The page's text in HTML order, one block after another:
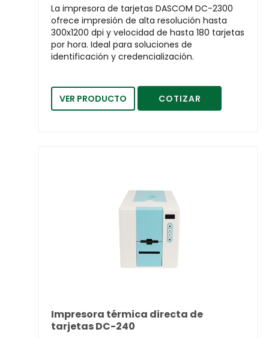
La impresora de tarjetas DASCOM DC-2300
ofrece impresión de alta resolución hasta
300x1200 dpi y velocidad de hasta 180 tarjetas
por hora. Ideal para soluciones de
identificación y credencialización.
VER PRODUCTO COTIZAR
Impresora térmica directa de
tarjetas DC-240